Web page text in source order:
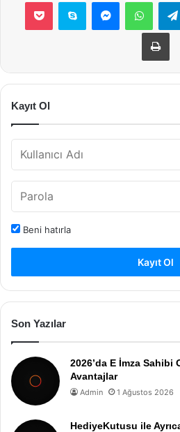
Kayıt Ol
Beni hatırla
Kayıt Ol
Son Yazılar
2026’da E İmza Sahibi
Avantajlar
Admin 1 Ağustos 2026
HediyeKutusu ile